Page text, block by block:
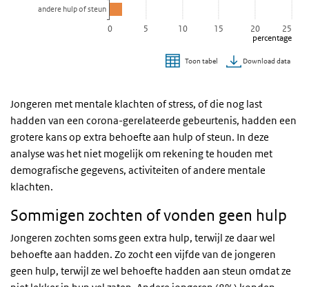
percentage
0 5 10 15 20 25
andere hulp of steun
Toon tabel Download data
Jongeren met mentale klachten of stress, of die nog last
hadden van een corona-gerelateerde gebeurtenis, hadden een
grotere kans op extra behoefte aan hulp of steun. In deze
analyse was het niet mogelijk om rekening te houden met
demografische gegevens, activiteiten of andere mentale
klachten.
Sommigen zochten of vonden geen hulp
Jongeren zochten soms geen extra hulp, terwijl ze daar wel
behoefte aan hadden. Zo zocht een vijfde van de jongeren
geen hulp, terwijl ze wel behoefte hadden aan steun omdat ze